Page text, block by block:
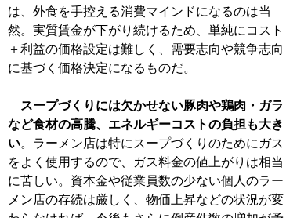
は、外食を手控える消費マインドになるのは当
然。実質賃金が下がり続けるため、単純にコスト
＋利益の価格設定は難しく、需要志向や競争志向
に基づく価格決定になるものだ。
スープづくりには欠かせない豚肉や鶏肉・ガラ
など食材の高騰、エネルギーコストの負担も大き
い。ラーメン店は特にスープづくりのためにガス
をよく使用するので、ガス料金の値上がりは相当
に苦しい。資本金や従業員数の少ない個人のラー
メン店の存続は厳しく、物価上昇などの状況が変